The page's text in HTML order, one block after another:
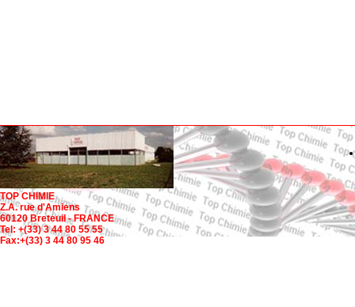
TOP CHIMIE
Z.A. rue d'Amiens
60120 Breteuil - FRANCE
Tel: +(33) 3 44 80 55 55
Fax:+(33) 3 44 80 95 46